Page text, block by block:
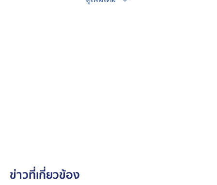
บำบัดแผลกดทับ
ข่าวที่เกี่ยวข้อง